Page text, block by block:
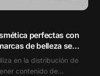
perfectas con
de belleza se
en la distribución de
contenido de